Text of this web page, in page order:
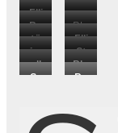
Elli
un
ser
e
Ta
len
Bo
nn
y
Bla
ck
Jac
tä
glic
he
wic
Elli
ist
bei
ess
im
me
St
au
au
all
gr
Blu
yo
Sc
ch
Be
x “